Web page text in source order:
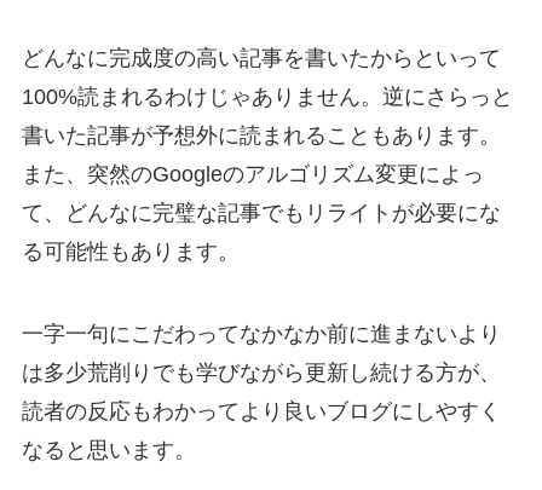
どんなに完成度の高い記事を書いたからといって
100%読まれるわけじゃありません。逆にさらっと
書いた記事が予想外に読まれることもあります。
また、突然のGoogleのアルゴリズム変更によっ
て、どんなに完璧な記事でもリライトが必要にな
る可能性もあります。
一字一句にこだわってなかなか前に進まないより
は多少荒削りでも学びながら更新し続ける方が、
読者の反応もわかってより良いブログにしやすく
なると思います。